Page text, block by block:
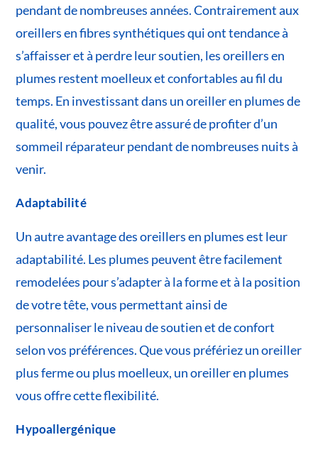
pendant de nombreuses années. Contrairement aux
oreillers en fibres synthétiques qui ont tendance à
s’affaisser et à perdre leur soutien, les oreillers en
plumes restent moelleux et confortables au fil du
temps. En investissant dans un oreiller en plumes de
qualité, vous pouvez être assuré de profiter d’un
sommeil réparateur pendant de nombreuses nuits à
venir.
Adaptabilité
Un autre avantage des oreillers en plumes est leur
adaptabilité. Les plumes peuvent être facilement
remodelées pour s’adapter à la forme et à la position
de votre tête, vous permettant ainsi de
personnaliser le niveau de soutien et de confort
selon vos préférences. Que vous préfériez un oreiller
plus ferme ou plus moelleux, un oreiller en plumes
vous offre cette flexibilité.
Hypoallergénique